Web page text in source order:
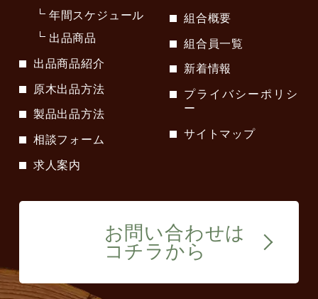
年間スケジュール
出品商品
出品商品紹介
原木出品方法
製品出品方法
相談フォーム
求人案内
組合概要
組合員一覧
新着情報
プライバシーポリシ
ー
サイトマップ
お問い合わせは
コチラから